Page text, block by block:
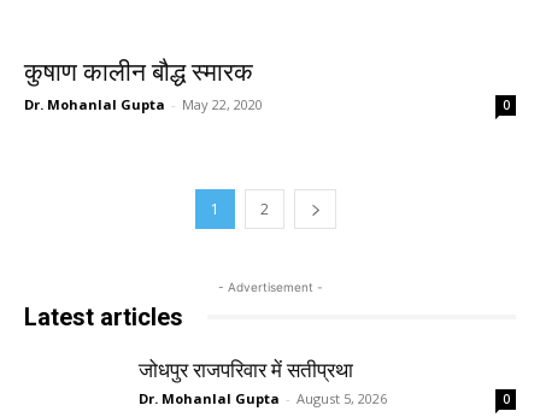
कुषाण कालीन बौद्ध स्मारक
Dr. Mohanlal Gupta - May 22, 2020 0
1 2
- Advertisement -
Latest articles
जोधपुर राजपरिवार में सतीप्रथा
Dr. Mohanlal Gupta - August 5, 2026 0